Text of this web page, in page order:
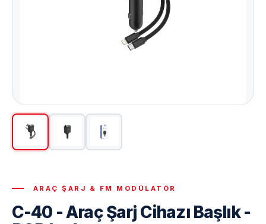
ARAÇ ŞARJ & FM MODÜLATÖR
C-40 - Araç Şarj Cihazı Başlık -